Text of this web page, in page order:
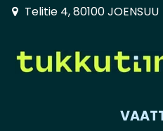
Siirry pääsisältöön
Telitie 4, 80100 JOENSUU